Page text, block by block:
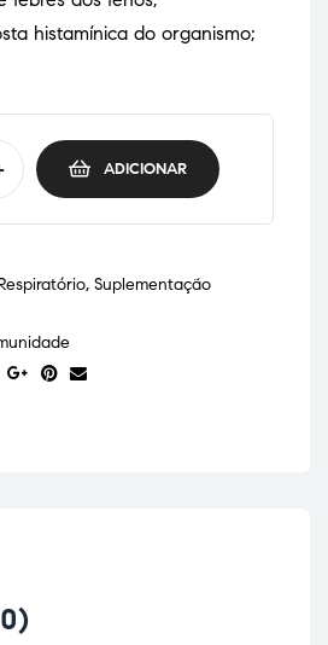
histamínica do organismo;
ADICIONAR
, Suplementação